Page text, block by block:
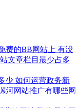
费的BB网站上 有没
文章栏目最少占多
少 如何运营政务新
河网站推广有哪些网